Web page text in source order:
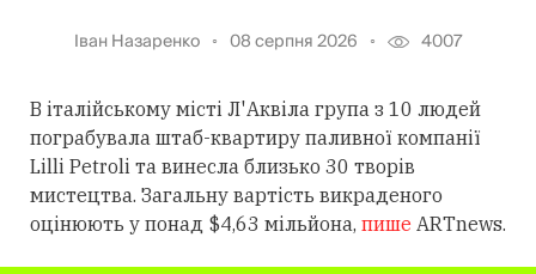
Іван Назаренко 08 серпня 2026 4007
В італійському місті Л'Аквіла група з 10 людей
пограбувала штаб-квартиру паливної компанії
Lilli Petroli та винесла близько 30 творів
мистецтва. Загальну вартість викраденого
оцінюють у понад $4,63 мільйона, пише ARTnews.